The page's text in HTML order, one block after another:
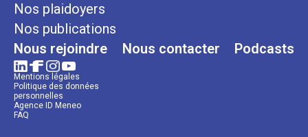
Nos plaidoyers
Nos publications
Nous rejoindre Nous contacter Podcasts
Mentions légales
Politique des données
personnelles
Agence ID Meneo
FAQ